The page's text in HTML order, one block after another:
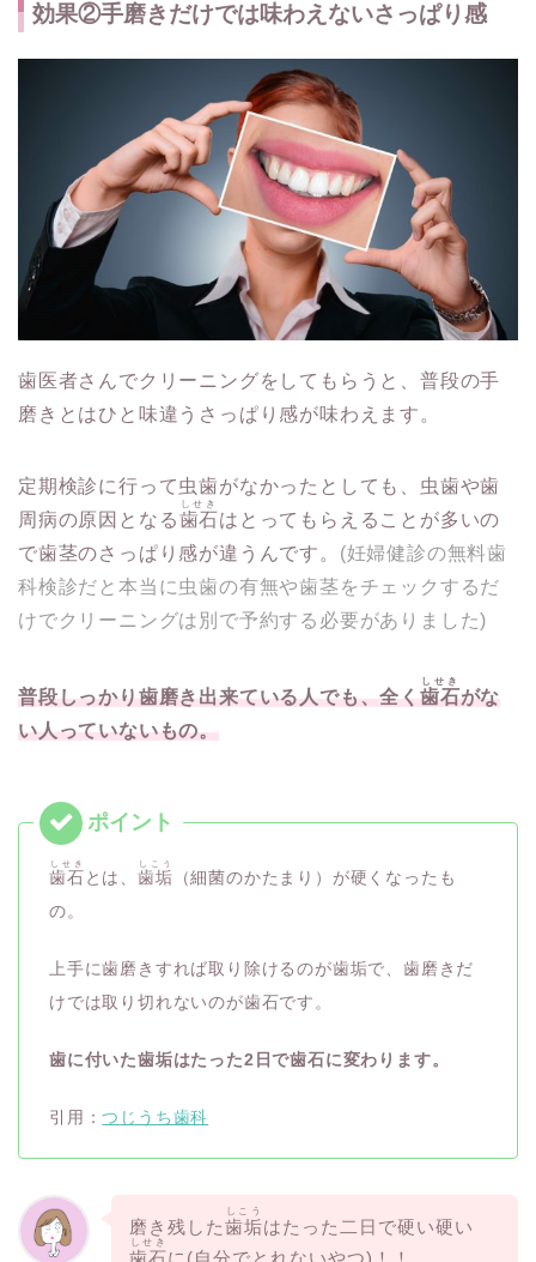
効果②手磨きだけでは味わえないさっぱり感
歯医者さんでクリーニングをしてもらうと、普段の手
磨きとはひと味違うさっぱり感が味わえます。
定期検診に行って虫歯がなかったとしても、虫歯や歯
周病の原因となる歯石
しせき
は とってもらえることが多いの
で歯茎のさっぱり感が違うんです。 (妊婦健診の無料歯
科検診だと本当に虫歯の有無や歯茎をチェックするだ
けでクリーニングは別で予約する必要がありました)
普段しっかり歯磨き出来ている人でも、全く歯石
しせき
がな
い人っていないもの。
歯石
しせき
とは、 歯垢
しこう
（細菌のかたまり）が硬くなったも
の。
上手に歯磨きすれば取り除けるのが歯垢で、歯磨きだ
けでは取り切れないのが歯石です。
歯に付いた歯垢はたった2日で歯石に変わります。
引用：つじうち歯科
磨き残した歯垢
しこう
はたった二日で硬い硬い
しせき